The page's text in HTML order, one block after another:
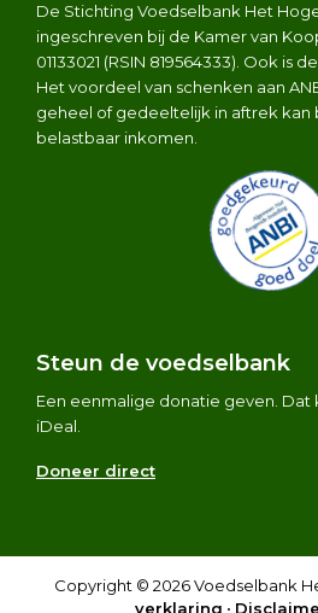
De Stichting Voedselbank Het
ingeschreven bij de Kamer van
01133021 (RSIN 819564333). Ook is
Het voordeel van schenken aan
geheel of gedeeltelijk in aftrek kan
belastbaar inkomen.
Steun de voedselbank
Een eenmalige donatie geven. Dat
iDeal.
Doneer direct
Copyright © 2026 Voedselbank
verklaring •